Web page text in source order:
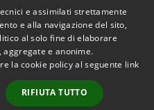
Copyright © 2026 • Comune di
Municipium•
Accesso
e assimilati strettamente
e alla navigazione del sito,
al solo fine di elaborare
e anonime.
la cookie policy al seguente link
RIFIUTA TUTTO